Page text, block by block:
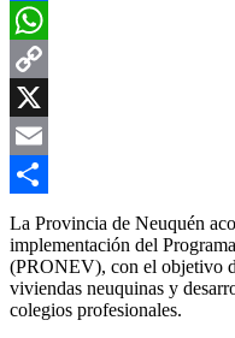
Facebook
WhatsApp
Copy
Link
X
Email
Compartir
La Provincia de Neuquén
implementación del
(PRONEV), con el objetivo
viviendas neuquinas y
colegios profesionales.